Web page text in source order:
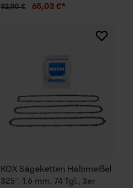
92,90 € 65,03 €*
KOX Sägeketten Halbmeißel
325", 1.6 mm, 74 Tgl., 3er